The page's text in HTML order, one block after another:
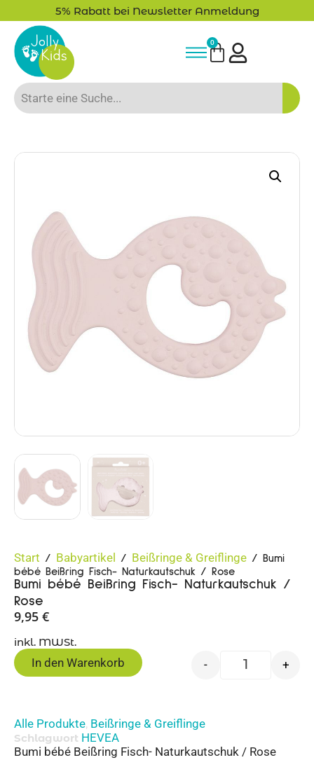
5% Rabatt bei Newsletter Anmeldung
0
Start / Babyartikel / Beißringe & Greiflinge / Bumi
bébé Beißring Fisch- Naturkautschuk / Rose
Bumi bébé Beißring Fisch- Naturkautschuk /
Rose
9,95 €
inkl. MWSt.
- +
In den Warenkorb
Alle Produkte, Beißringe & Greiflinge
Schlagwort HEVEA
Bumi bébé Beißring Fisch- Naturkautschuk / Rose